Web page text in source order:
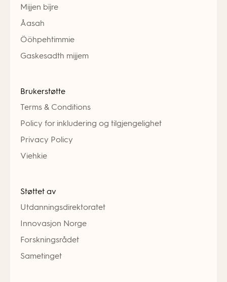
Mijjen bïjre
Åasah
Ööhpehtimmie
Gaskesadth mijjem
Brukerstøtte
Terms & Conditions
Policy for inkludering og tilgjengelighet
Privacy Policy
Viehkie
Støttet av
Utdanningsdirektoratet
Innovasjon Norge
Forskningsrådet
Sametinget